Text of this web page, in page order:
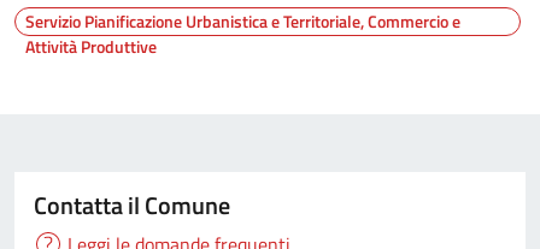
Servizio Pianificazione Urbanistica e Territoriale, Commercio e
Attività Produttive
Contatta il Comune